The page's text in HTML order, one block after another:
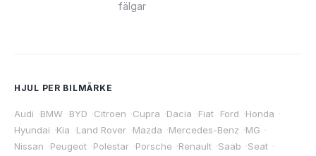
fälgar
HJUL PER BILMÄRKE
Audi ·BMW ·BYD ·Citroen ·Cupra ·Dacia ·Fiat ·Ford ·Honda ·
Hyundai ·Kia ·Land Rover ·Mazda ·Mercedes-Benz ·MG ·
Nissan ·Peugeot ·Polestar ·Porsche ·Renault ·Saab ·Seat ·